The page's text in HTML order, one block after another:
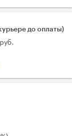
до оплаты)